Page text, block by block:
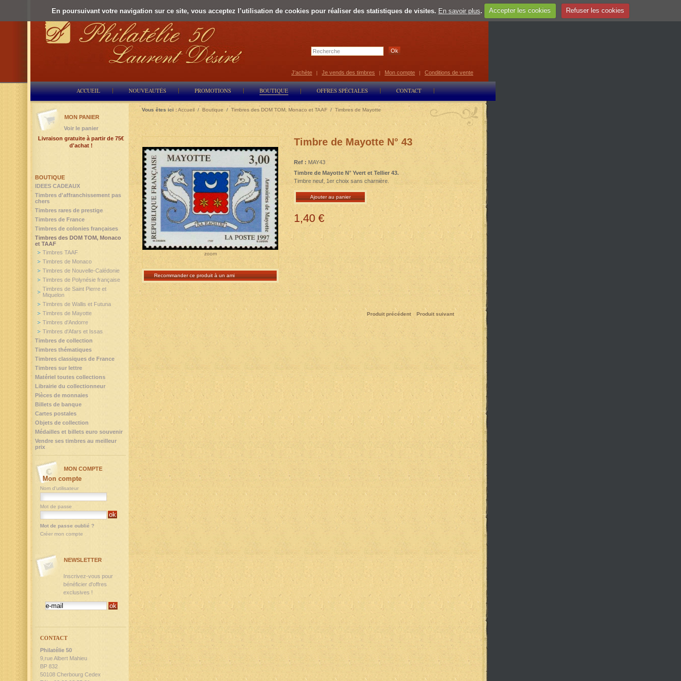
En poursuivant votre navigation sur ce site, vous acceptez l’utilisation de cookies pour réaliser des statistiques de visites. En savoir plus. Accepter les cookies Refuser les cookies
Select Language ▼
ACCUEIL NOUVEAUTÉS PROMOTIONS BOUTIQUE OFFRES SPÉCIALES CONTACT
J'achète | Je vends des timbres | Mon compte | Conditions de vente
Vous êtes ici :Accueil / Boutique /Timbres des DOM TOM, Monaco et TAAF / Timbres de Mayotte
zoom
Recommander ce produit à un ami
Timbre de Mayotte N° 43
Ref : MAY43
Timbre de Mayotte N° Yvert et Tellier 43.
Timbre neuf, 1er choix sans charnière.
Ajouter au panier
1,40 €
Produit précédent Produit suivant
BOUTIQUE
IDEES CADEAUX
Timbres d'affranchissement pas
chers
Timbres rares de prestige
Timbres de France
Timbres de colonies françaises
Timbres des DOM TOM, Monaco
et TAAF
Timbres TAAF
Timbres de Monaco
Timbres de Nouvelle-Calédonie
Timbres de Polynésie française
Timbres de Saint Pierre et
Miquelon
Timbres de Wallis et Futuna
Timbres de Mayotte
Timbres d'Andorre
Timbres d'Afars et Issas
Timbres de collection
Timbres thématiques
Timbres classiques de France
Timbres sur lettre
Matériel toutes collections
Librairie du collectionneur
Pièces de monnaies
Billets de banque
Cartes postales
Objets de collection
Médailles et billets euro souvenir
Vendre ses timbres au meilleur
prix
MON PANIER
Voir le panier
Livraison gratuite à partir de 75€
d'achat !
MON COMPTE
Mon compte
Nom d'utilisateur
Mot de passe
Mot de passe oublié ?
Créer mon compte
NEWSLETTER
Inscrivez-vous pour
bénéficier d'offres
exclusives !
CONTACT
Philatélie 50
9,rue Albert Mahieu
BP 832
50108 Cherbourg Cedex